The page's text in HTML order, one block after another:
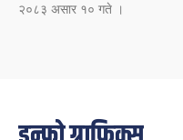
२०८३ असार १० गते ।